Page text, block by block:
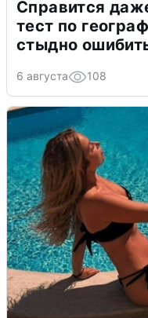
Справится
тест по
стыдно
6 августа 108